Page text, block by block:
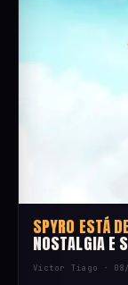
SPYRO ESTÁ
NOSTALGIA E
Victor Tiago ·